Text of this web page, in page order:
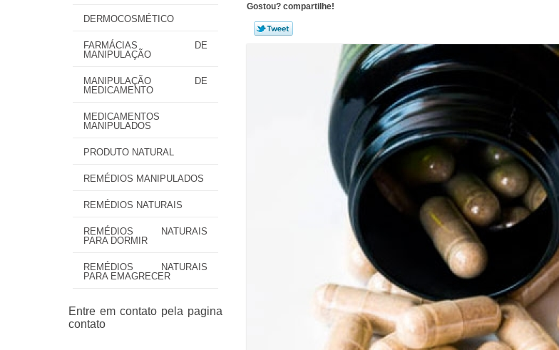
DERMOCOSMÉTICO
FARMÁCIAS DE
MANIPULAÇÃO
MANIPULAÇÃO DE
MEDICAMENTO
MEDICAMENTOS
MANIPULADOS
PRODUTO NATURAL
REMÉDIOS MANIPULADOS
REMÉDIOS NATURAIS
REMÉDIOS NATURAIS
PARA DORMIR
REMÉDIOS NATURAIS
PARA EMAGRECER
Gostou? compartilhe!